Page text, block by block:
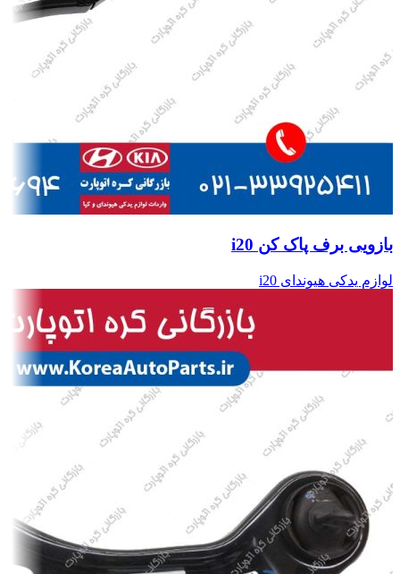
بازویی برف پاک کن i20
لوازم یدکی هیوندای i20